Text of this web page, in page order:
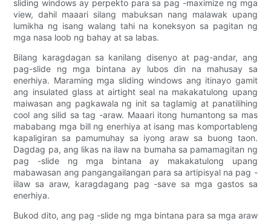
sliding windows ay perpekto para sa pag -maximize ng mga
view, dahil maaari silang mabuksan nang malawak upang
lumikha ng isang walang tahi na koneksyon sa pagitan ng
mga nasa loob ng bahay at sa labas.
Bilang karagdagan sa kanilang disenyo at pag-andar, ang
pag-slide ng mga bintana ay lubos din na mahusay sa
enerhiya. Maraming mga sliding windows ang itinayo gamit
ang insulated glass at airtight seal na makakatulong upang
maiwasan ang pagkawala ng init sa taglamig at panatilihing
cool ang silid sa tag -araw. Maaari itong humantong sa mas
mababang mga bill ng enerhiya at isang mas komportableng
kapaligiran sa pamumuhay sa iyong araw sa buong taon.
Dagdag pa, ang likas na ilaw na bumaha sa pamamagitan ng
pag -slide ng mga bintana ay makakatulong upang
mabawasan ang pangangailangan para sa artipisyal na pag -
iilaw sa araw, karagdagang pag -save sa mga gastos sa
enerhiya.
Bukod dito, ang pag -slide ng mga bintana para sa mga araw